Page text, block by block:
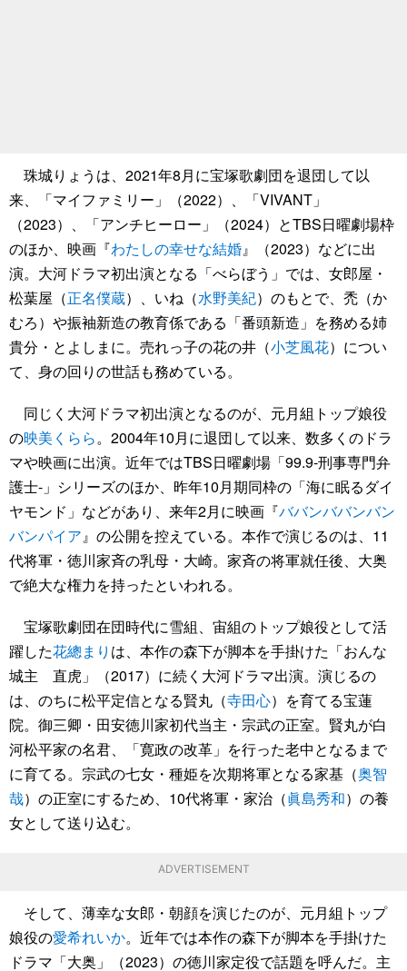
珠城りょうは、2021年8月に宝塚歌劇団を退団して以
来、「マイファミリー」（2022）、「VIVANT」
（2023）、「アンチヒーロー」（2024）とTBS日曜劇場枠
のほか、映画『わたしの幸せな結婚』（2023）などに出
演。大河ドラマ初出演となる「べらぼう」では、女郎屋・
松葉屋（正名僕蔵）、いね（水野美紀）のもとで、禿（か
むろ）や振袖新造の教育係である「番頭新造」を務める姉
貴分・とよしまに。売れっ子の花の井（小芝風花）につい
て、身の回りの世話も務めている。
同じく大河ドラマ初出演となるのが、元月組トップ娘役
の映美くらら。2004年10月に退団して以来、数多くのドラ
マや映画に出演。近年ではTBS日曜劇場「99.9-刑事専門弁
護士-」シリーズのほか、昨年10月期同枠の「海に眠るダイ
ヤモンド」などがあり、来年2月に映画『ババンババンバン
バンパイア』の公開を控えている。本作で演じるのは、11
代将軍・徳川家斉の乳母・大崎。家斉の将軍就任後、大奥
で絶大な権力を持ったといわれる。
宝塚歌劇団在団時代に雪組、宙組のトップ娘役として活
躍した花總まり は、本作の森下が脚本を手掛けた「おんな
城主 直虎」（2017）に続く大河ドラマ出演。演じるの
は、のちに松平定信となる賢丸（寺田心）を育てる宝蓮
院。御三卿・田安徳川家初代当主・宗武の正室。賢丸が白
河松平家の名君、「寛政の改革」を行った老中となるまで
に育てる。宗武の七女・種姫を次期将軍となる家基（奥智
哉）の正室にするため、10代将軍・家治（眞島秀和）の養
女として送り込む。
ADVERTISEMENT
そして、薄幸な女郎・朝顔を演じたのが、元月組トップ
娘役の愛希れいか。近年では本作の森下が脚本を手掛けた
ドラマ「大奥」（2023）の徳川家定役で話題を呼んだ。主